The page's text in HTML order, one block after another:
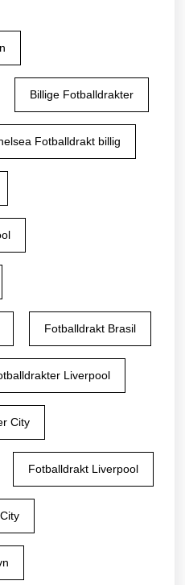
Billige Fotballdrakter
Fotballdrakt billig
Fotballdrakt Brasil
Liverpool
City
Fotballdrakt Liverpool